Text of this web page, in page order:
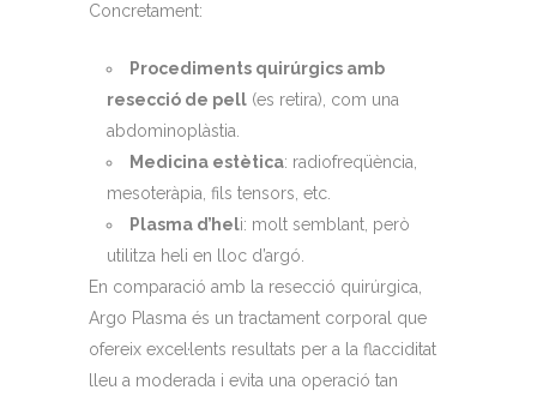
Concretament:
Procediments quirúrgics amb
resecció de pell (es retira), com una
abdominoplàstia.
Medicina estètica: radiofreqüència,
mesoteràpia, fils tensors, etc.
Plasma d’heli: molt semblant, però
utilitza heli en lloc d’argó.
En comparació amb la resecció quirúrgica,
Argo Plasma és un tractament corporal que
ofereix excel·lents resultats per a la flacciditat
lleu a moderada i evita una operació tan